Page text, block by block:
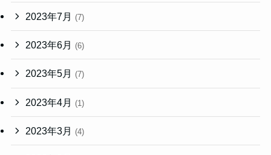
2023年7月 (7)
2023年6月 (6)
2023年5月 (7)
2023年4月 (1)
2023年3月 (4)